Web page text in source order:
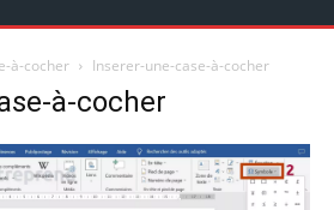
à-cocher Inserer-une-case-à-cocher
à-cocher